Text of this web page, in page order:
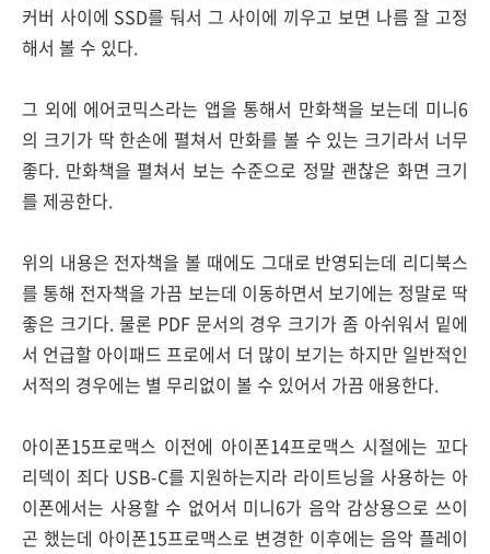
커버 사이에 SSD를 둬서 그 사이에 끼우고 보면 나름 잘 고정
해서 볼 수 있다.
그 외에 에어코믹스라는 앱을 통해서 만화책을 보는데 미니6
의 크기가 딱 한손에 펼쳐서 만화를 볼 수 있는 크기라서 너무
좋다. 만화책을 펼쳐서 보는 수준으로 정말 괜찮은 화면 크기
를 제공한다.
위의 내용은 전자책을 볼 때에도 그대로 반영되는데 리디북스
를 통해 전자책을 가끔 보는데 이동하면서 보기에는 정말로 딱
좋은 크기다. 물론 PDF 문서의 경우 크기가 좀 아쉬워서 밑에
서 언급할 아이패드 프로에서 더 많이 보기는 하지만 일반적인
서적의 경우에는 별 무리없이 볼 수 있어서 가끔 애용한다.
아이폰15프로맥스 이전에 아이폰14프로맥스 시절에는 꼬다
리덱이 죄다 USB-C를 지원하는지라 라이트닝을 사용하는 아
이폰에서는 사용할 수 없어서 미니6가 음악 감상용으로 쓰이
곤 했는데 아이폰15프로맥스로 변경한 이후에는 음악 플레이